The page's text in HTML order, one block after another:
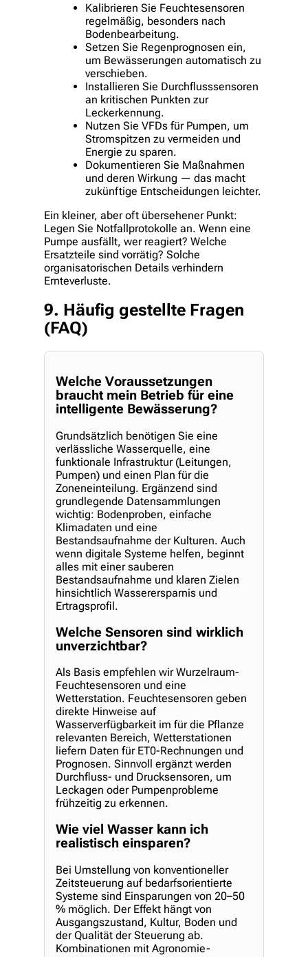
Kalibrieren Sie Feuchtesensoren
regelmäßig, besonders nach
Bodenbearbeitung.
Setzen Sie Regenprognosen ein,
um Bewässerungen automatisch zu
verschieben.
Installieren Sie Durchflusssensoren
an kritischen Punkten zur
Leckerkennung.
Nutzen Sie VFDs für Pumpen, um
Stromspitzen zu vermeiden und
Energie zu sparen.
Dokumentieren Sie Maßnahmen
und deren Wirkung — das macht
zukünftige Entscheidungen leichter.
Ein kleiner, aber oft übersehener Punkt:
Legen Sie Notfallprotokolle an. Wenn eine
Pumpe ausfällt, wer reagiert? Welche
Ersatzteile sind vorrätig? Solche
organisatorischen Details verhindern
Ernteverluste.
9. Häufig gestellte Fragen
(FAQ)
Welche Voraussetzungen
braucht mein Betrieb für eine
intelligente Bewässerung?
Grundsätzlich benötigen Sie eine
verlässliche Wasserquelle, eine
funktionale Infrastruktur (Leitungen,
Pumpen) und einen Plan für die
Zoneneinteilung. Ergänzend sind
grundlegende Datensammlungen
wichtig: Bodenproben, einfache
Klimadaten und eine
Bestandsaufnahme der Kulturen. Auch
wenn digitale Systeme helfen, beginnt
alles mit einer sauberen
Bestandsaufnahme und klaren Zielen
hinsichtlich Wasserersparnis und
Ertragsprofil.
Welche Sensoren sind wirklich
unverzichtbar?
Als Basis empfehlen wir Wurzelraum-
Feuchtesensoren und eine
Wetterstation. Feuchtesensoren geben
direkte Hinweise auf
Wasserverfügbarkeit im für die Pflanze
relevanten Bereich, Wetterstationen
liefern Daten für ET0-Rechnungen und
Prognosen. Sinnvoll ergänzt werden
Durchfluss- und Drucksensoren, um
Leckagen oder Pumpenprobleme
frühzeitig zu erkennen.
Wie viel Wasser kann ich
realistisch einsparen?
Bei Umstellung von konventioneller
Zeitsteuerung auf bedarfsorientierte
Systeme sind Einsparungen von 20–50
% möglich. Der Effekt hängt von
Ausgangszustand, Kultur, Boden und
der Qualität der Steuerung ab.
Kombinationen mit Agronomie-